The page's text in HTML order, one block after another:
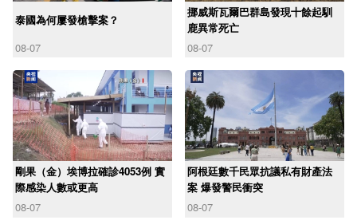
泰國為何屢發槍擊案？
08-07
挪威斯瓦爾巴群島發現十餘起馴
鹿異常死亡
08-07
剛果（金）埃博拉確診4053例 實
際感染人數或更高
08-07
阿根廷數千民眾抗議私有財產法
案 爆發警民衝突
08-07